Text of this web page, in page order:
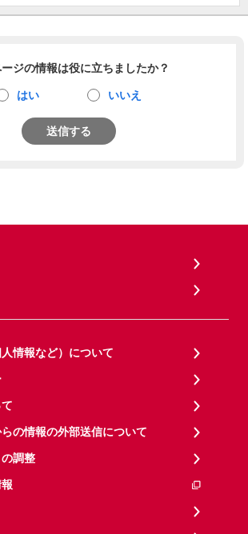
ジの情報は役に立ちましたか？
はい いいえ
送信する
情報など）について
の情報の外部送信について
調整